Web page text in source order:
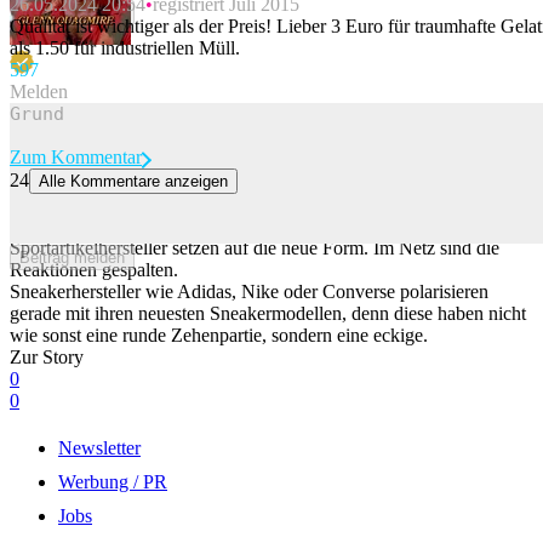
Beitrag melden
26.05.2024 20:54 registriert Juli 2015
Qualität ist wichtiger als der Preis! Lieber 3 Euro für traumhafte
als 1.50 für industriellen Müll.
597
Melden
Beitrag melden
Zum Kommentar
24 Alle Kommentare anzeigen
Sportartikelhersteller setzen auf die neue Form. Im Netz sind die
Reaktionen gespalten.
Sneakerhersteller wie Adidas, Nike oder Converse polarisieren
gerade mit ihren neuesten Sneakermodellen, denn diese haben nicht
wie sonst eine runde Zehenpartie, sondern eine eckige.
Zur Story
0
0
Newsletter
Werbung / PR
Jobs